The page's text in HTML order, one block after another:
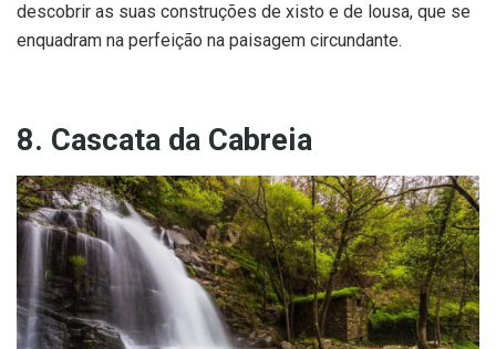
descobrir as suas construções de xisto e de lousa, que se
enquadram na perfeição na paisagem circundante.
8. Cascata da Cabreia